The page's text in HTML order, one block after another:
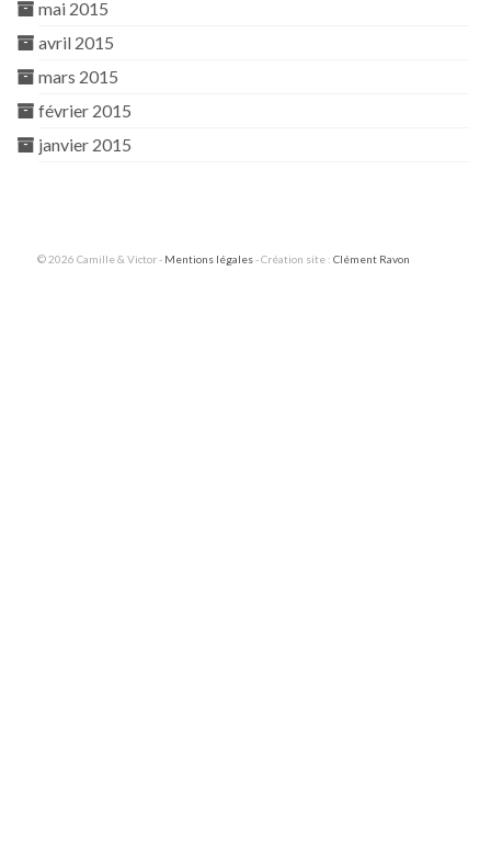
mai 2015
avril 2015
mars 2015
février 2015
janvier 2015
© 2026 Camille & Victor - Mentions légales- Création site : Clément Ravon